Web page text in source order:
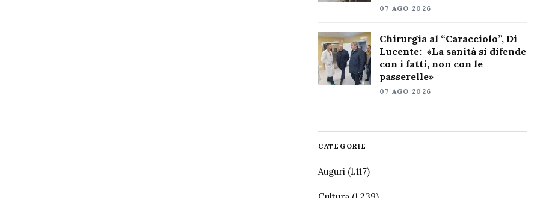
07 AGO 2026
Chirurgia al “Caracciolo”, Di
Lucente: «La sanità si difende
con i fatti, non con le
passerelle»
07 AGO 2026
CATEGORIE
Auguri(1.117)